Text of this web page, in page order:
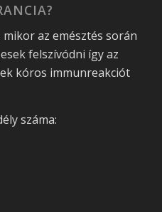
az emésztés során
felszívódni így az
kóros immunreakciót
száma: